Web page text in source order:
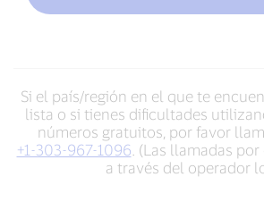
Si el país/región en el que te
lista o si tienes dificultades
números gratuitos, por favor
+1-303-967-1096 . (Las llamadas
a través del operador